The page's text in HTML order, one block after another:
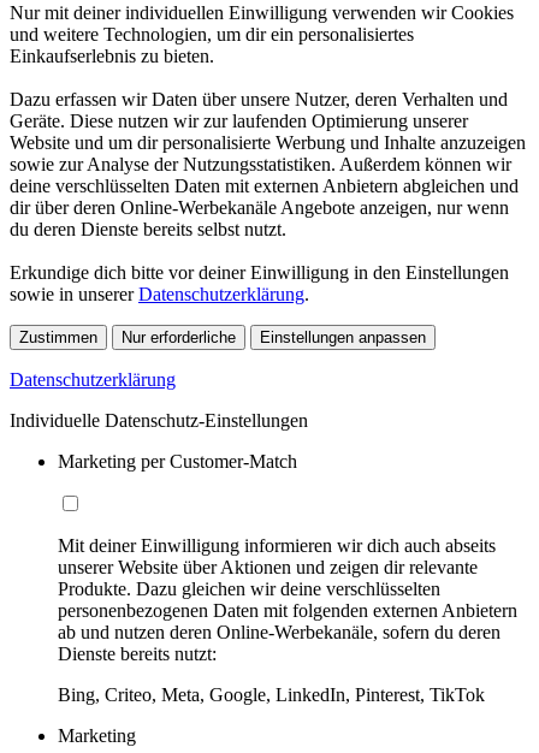
Nur mit deiner individuellen Einwilligung verwenden wir Cookies
und weitere Technologien, um dir ein personalisiertes
Einkaufserlebnis zu bieten.
Dazu erfassen wir Daten über unsere Nutzer, deren Verhalten und
Geräte. Diese nutzen wir zur laufenden Optimierung unserer
Website und um dir personalisierte Werbung und Inhalte anzuzeigen
sowie zur Analyse der Nutzungsstatistiken. Außerdem können wir
deine verschlüsselten Daten mit externen Anbietern abgleichen und
dir über deren Online-Werbekanäle Angebote anzeigen, nur wenn
du deren Dienste bereits selbst nutzt.
Erkundige dich bitte vor deiner Einwilligung in den Einstellungen
sowie in unsererDatenschutzerklärung.
Zustimmen Nur erforderliche Einstellungen anpassen
Datenschutzerklärung
Individuelle Datenschutz-Einstellungen
Marketing per Customer-Match
Mit deiner Einwilligung informieren wir dich auch abseits
unserer Website über Aktionen und zeigen dir relevante
Produkte. Dazu gleichen wir deine verschlüsselten
personenbezogenen Daten mit folgenden externen Anbietern
ab und nutzen deren Online-Werbekanäle, sofern du deren
Dienste bereits nutzt:
Bing, Criteo, Meta, Google, LinkedIn, Pinterest, TikTok
Marketing